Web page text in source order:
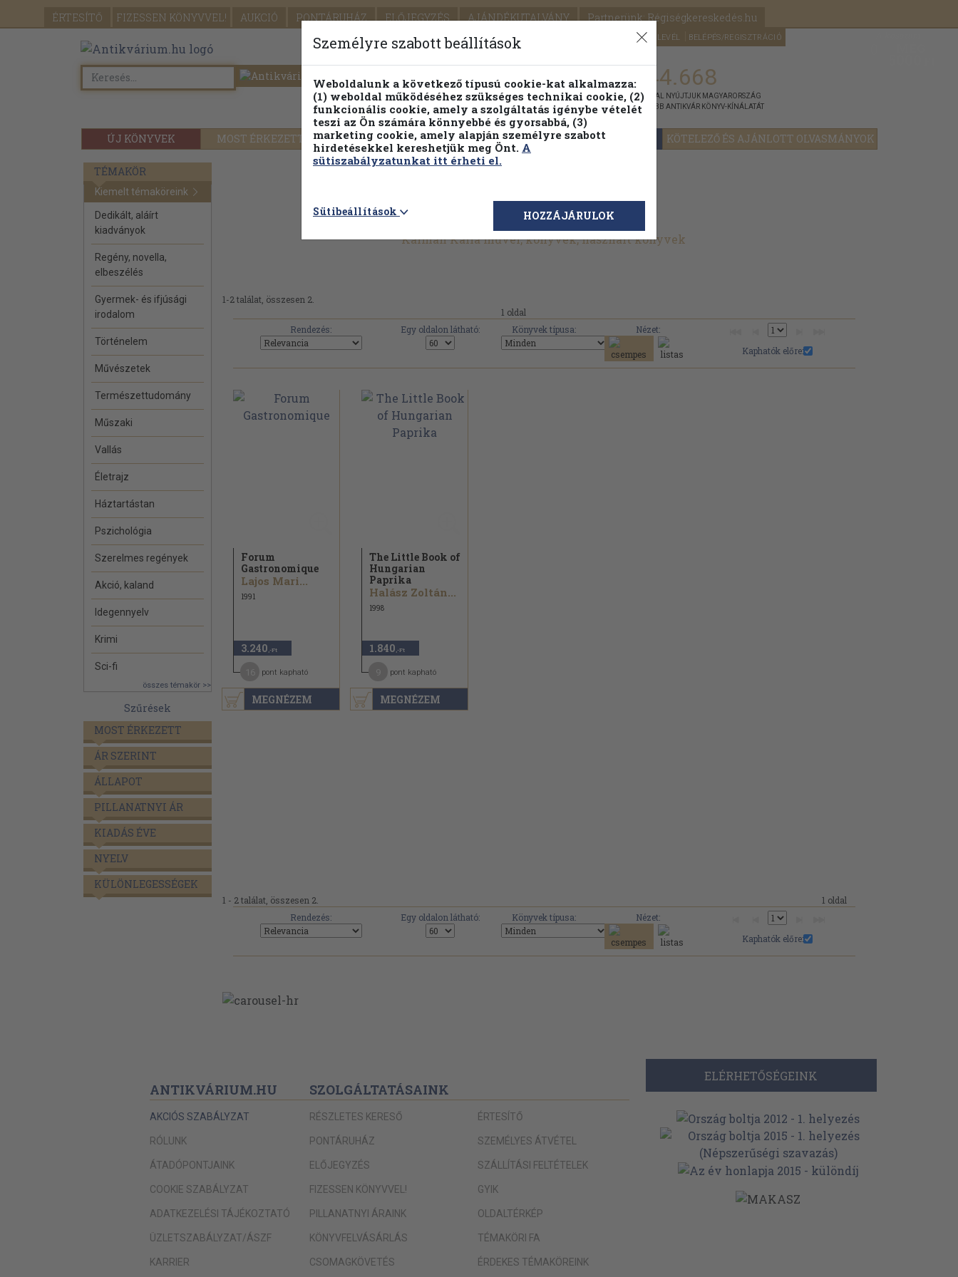
ÉRTESÍTŐ FIZESSEN KÖNYVVEL! AUKCIÓ PONTÁRUHÁZ ELŐJEGYZÉS AJÁNDÉKUTALVÁNY Partnerünk: Régiségkereskedés.hu
SEGÍTSÉG HÍRLEVÉL BELÉPÉS/REGISZTRÁCIÓ
ÚJ KÖNYVEK MOST ÉRKEZETT PILLANATNYI ÁRAINK FENNTARTHATÓ OLVASMÁNYOK KÖTELEZŐ ÉS AJÁNLOTT OLVASMÁNYOK
Részletes kereső Témaköri fa 1.144.668
KIADVÁNNYAL NYÚJTJUK MAGYARORSZÁG
LEGNAGYOBB ANTIKVÁR KÖNYV-KÍNÁLATÁT
TÉMAKÖR
Kiemelt témaköreink
Dedikált, aláírt
kiadványok
Regény, novella,
elbeszélés
Gyermek- és ifjúsági
irodalom
Történelem
Művészetek
Természettudomány
Műszaki
Vallás
Életrajz
Háztartástan
Pszichológia
Szerelmes regények
Akció, kaland
Idegennyelv
Krimi
Sci-fi
összes témakör >>
Szűrések
MOST ÉRKEZETT
ÁR SZERINT
ÁLLAPOT
PILLANATNYI ÁR
KIADÁS ÉVE
NYELV
KÜLÖNLEGESSÉGEK
Kálmán Kalla művei, könyvek, használt könyvek
1-2 találat, összesen 2.
1 oldal
Rendezés:
Egy oldalon látható: Könyvek típusa:
Nézet:
Kaphatók előre:
MEGNÉZEM
Forum
Gastronomique
Lajos Mari...
1991
3.240 ,-Ft
pont kapható
MEGNÉZEM
The Little Book of
Hungarian
Paprika
Halász Zoltán...
1998
1.840 ,-Ft
pont kapható
1 - 2 találat, összesen 2.
1 oldal
Rendezés:
Egy oldalon látható: Könyvek típusa:
Nézet:
Kaphatók előre:
ANTIKVÁRIUM.HU
AKCIÓS SZABÁLYZAT
RÓLUNK
ÁTADÓPONTJAINK
COOKIE SZABÁLYZAT
ADATKEZELÉSI TÁJÉKOZTATÓ
ÜZLETSZABÁLYZAT/ÁSZF
KARRIER
SZOLGÁLTATÁSAINK
RÉSZLETES KERESŐ
PONTÁRUHÁZ
ELŐJEGYZÉS
FIZESSEN KÖNYVVEL!
PILLANATNYI ÁRAINK
KÖNYVFELVÁSÁRLÁS
CSOMAGKÖVETÉS
ÉRTESÍTŐ
SZEMÉLYES ÁTVÉTEL
SZÁLLÍTÁSI FELTÉTELEK
GYIK
OLDALTÉRKÉP
TÉMAKÖRI FA
ÉRDEKES TÉMAKÖREINK
ELÉRHETŐSÉGEINK
Személyre szabott beállítások
Weboldalunk a következő típusú cookie-kat alkalmazza:
(1) weboldal működéséhez szükséges technikai cookie, (2)
funkcionális cookie, amely a szolgáltatás igénybe vételét
teszi az Ön számára könnyebbé és gyorsabbá, (3)
marketing cookie, amely alapján személyre szabott
hirdetésekkel kereshetjük meg Önt. A
sütiszabályzatunkat itt érheti el.
Sütibeállítások HOZZÁJÁRULOK